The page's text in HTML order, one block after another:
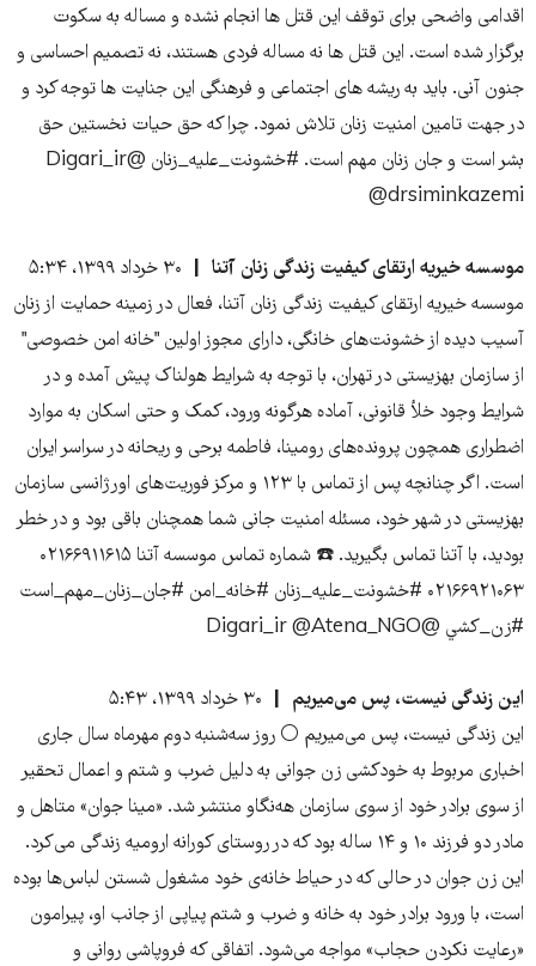
اقدامی واضحی برای توقف این قتل ها انجام نشده و مساله به سکوت
برگزار شده است. این قتل ها نه مساله فردی هستند، نه تصمیم احساسی و
جنون آنی. باید به ریشه های اجتماعی و فرهنگی این جنایت ها توجه کرد و
در جهت تامین امنیت زنان تلاش نمود. چرا که حق حیات نخستین حق
بشر است و جان زنان مهم است. #خشونت_عليه_زنان @Digari_ir
@drsiminkazemi
موسسه خیریه ارتقای کیفیت زندگی زنان آتنا
۳۰ خرداد ۱۳۹۹، ۵:۳۴
موسسه خیریه ارتقای کیفیت زندگی زنان آتنا، فعال در زمینه حمایت از زنان
آسیب دیده از خشونت‌های خانگی، دارای مجوز اولین "خانه امن خصوصی"
از سازمان بهزیستی در تهران، با توجه به شرایط هولناک پیش آمده و در
شرایط وجود خلأ قانونی، آماده هرگونه ورود، کمک و حتی اسکان به موارد
اضطراری همچون پرونده‌های رومینا، فاطمه برحی و ریحانه در سراسر ایران
است. اگر چنانچه پس از تماس با ۱۲۳ و مرکز فوریت‌های اورژانسی سازمان
بهزیستی در شهر خود، مسئله امنیت جانی شما همچنان باقی بود و در خطر
بودید، با آتنا تماس بگیرید. ☎️ شماره تماس موسسه آتنا ۰۲۱۶۶۹۱۱۶۱۵
۰۲۱۶۶۹۲۱۰۶۳ #خشونت_عليه_زنان #خانه_امن #جان_زنان_مهم_است
#زن_كشي @Digari_ir @Atena_NGO
این زندگی نیست، پس می‌میریم
۳۰ خرداد ۱۳۹۹، ۵:۴۳
این زندگی نیست، پس می‌میریم ⚪️ روز سه‌شنبه دوم مهرماه سال جاری
اخباری مربوط به خودکشی زن جوانی به دلیل ضرب و شتم‌ و اعمال تحقیر
از سوی برادر خود از سوی سازمان هه‌نگاو منتشر شد. «مینا جوان» متاهل و
مادر دو فرزند ۱۰ و ۱۴ ساله بود که در روستای کورانه ارومیه زندگی می‌کرد.
این زن جوان در حالی که در حیاط خانه‌ی خود مشغول شستن لباس‌ها بوده
است، با ورود برادر خود به خانه و ضرب و شتم پیاپی از جانب او، پیرامون
«رعایت نکردن حجاب» مواجه می‌شود. اتفاقی که فروپاشی روانی و